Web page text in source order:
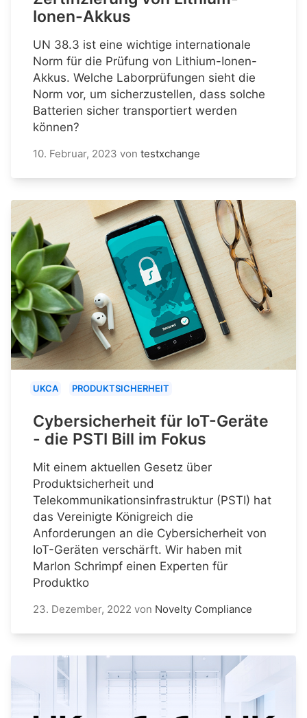
Ionen-Akkus
UN 38.3 ist eine wichtige internationale
Norm für die Prüfung von Lithium-Ionen-
Akkus. Welche Laborprüfungen sieht die
Norm vor, um sicherzustellen, dass solche
Batterien sicher transportiert werden
können?
10. Februar, 2023 von testxchange
UKCA PRODUKTSICHERHEIT
Cybersicherheit für IoT-Geräte
- die PSTI Bill im Fokus
Mit einem aktuellen Gesetz über
Produktsicherheit und
Telekommunikationsinfrastruktur (PSTI) hat
das Vereinigte Königreich die
Anforderungen an die Cybersicherheit von
IoT-Geräten verschärft. Wir haben mit
Marlon Schrimpf einen Experten für
Produktko
23. Dezember, 2022 von Novelty Compliance